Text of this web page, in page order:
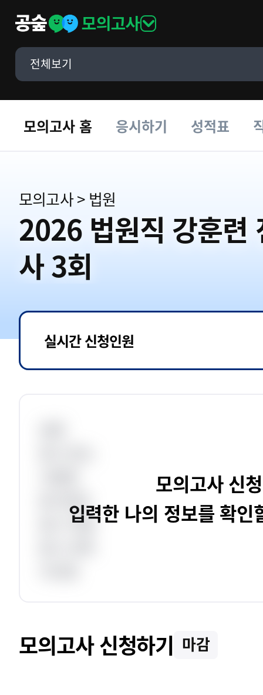
모의고사
전체보기
모의고사 홈 응시하기 성적표
모의고사> 법원
2026 법원직 강훈련
사 3회
실시간 신청인원
모의고사 신
입력한 나의 정보를 확인
응시번호
응시 직렬
모의고사 신청하기 마감